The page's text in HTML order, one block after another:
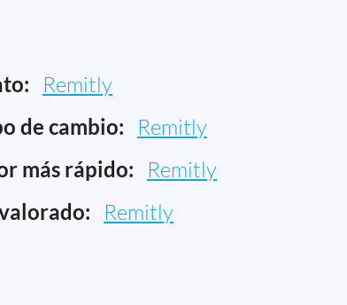
Remitly
de cambio: Remitly
más rápido: Remitly
Remitly